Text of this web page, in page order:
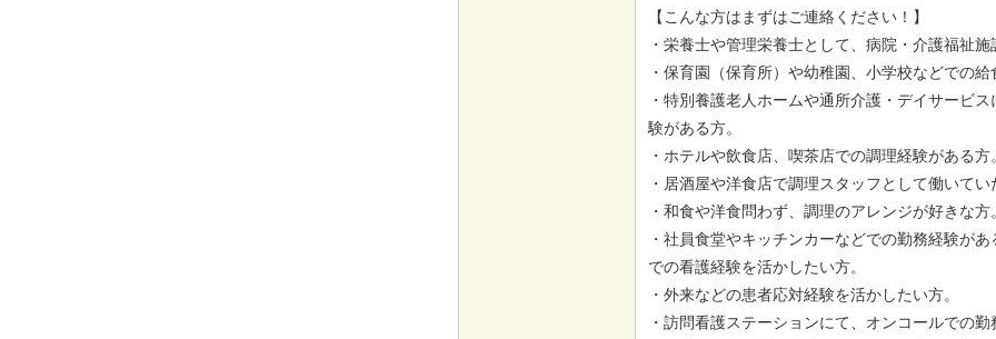
【こんな方はまずはご連絡ください！】
・栄養士や管理栄養士として、病院・介護福祉
・保育園（保育所）や幼稚園、小学校などでの
・特別養護老人ホームや通所介護・デイサービ
験がある方。
・ホテルや飲食店、喫茶店での調理経験がある方
・居酒屋や洋食店で調理スタッフとして働いてい
・和食や洋食問わず、調理のアレンジが好きな方
・社員食堂やキッチンカーなどでの勤務経験が
での看護経験を活かしたい方。
・外来などの患者応対経験を活かしたい方。
・訪問看護ステーションにて、オンコールでの